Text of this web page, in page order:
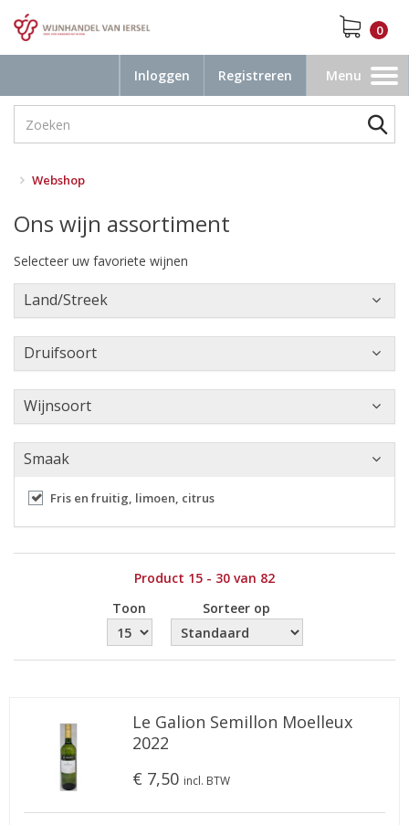
0
Inloggen Registreren
Toggle
navigation
Menu
Webshop
Ons wijn assortiment
Selecteer uw favoriete wijnen
Land/Streek
Druifsoort
Wijnsoort
Smaak
Fris en fruitig, limoen, citrus
Product 15 - 30 van 82
Toon
Sorteer op
Le Galion Semillon Moelleux
2022
€ 7,50 incl. BTW